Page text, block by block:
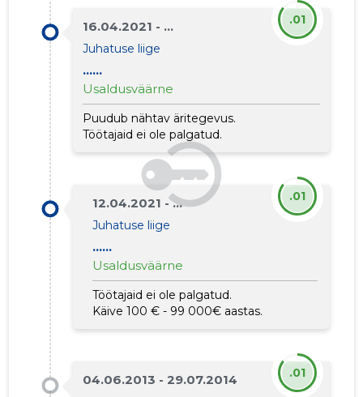
16.04.2021 - ...
Juhatuse liige
......
Usaldusväärne
Puudub nähtav äritegevus.
Töötajaid ei ole palgatud.
.01
12.04.2021 - ...
Juhatuse liige
......
Usaldusväärne
Töötajaid ei ole palgatud.
Käive 100 € - 99 000€ aastas.
.01
04.06.2013 - 29.07.2014 .01